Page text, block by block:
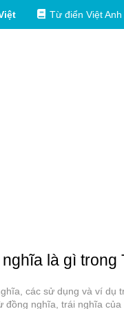
Từ điển Việt Anh
nghĩa là gì trong
các sử dụng và ví dụ
nghĩa, trái nghĩa của